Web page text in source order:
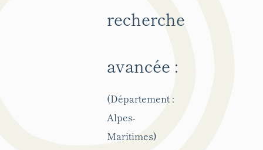
recherche
avancée :
(Département :
Alpes-
Maritimes)